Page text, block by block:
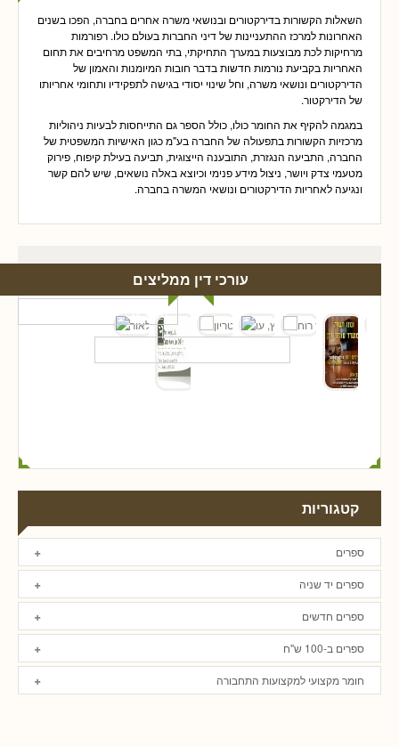
השאלות הקשורות בדירקטורים ובנושאי משרה אחרים בחברה, הפכו בשנים
האחרונות למרכז ההתעניינות של דיני החברות בעולם כולו. רפורמות
מרחיקות לכת מבוצעות במערך התחיקתי, בתי המשפט מרחיבים את תחום
האחריות בקביעת נורמות חדשות בדבר חובות המיומנות והאמון של
הדירקטורים ונושאי משרה, וחל שינוי יסודי בגישה לתפקידיו ותחומי אחריותו
של הדירקטור.
במגמה להקיף את החומר כולו, כולל הספר גם התייחסות לבעיות ניהוליות
מרכזיות הקשורות בתפעולה של החברה בע"מ כגון האישיות המשפטית של
החברה, התביעה הנגזרת, התובענה הייצוגית, תביעה בעילת קיפוח, פירוק
מטעמי צדק ויושר, ניצול מידע פנימי וכיוצא באלה נושאים, שיש להם קשר
ונגיעה לאחריות הדירקטורים ונושאי המשרה בחברה.
עורכי דין ממליצים
קטגוריות
ספרים
ספרים יד שניה
ספרים חדשים
ספרים ב-100 ש"ח
חומר מקצועי למקצועות התחבורה